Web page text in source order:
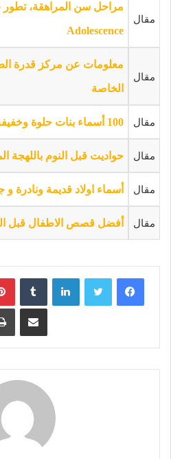
مقال
مراحل سن المراهقة،
Adolescence
مقال
معلومات عن مركز قدرة
الخاصة
مقال 100 أسماء بنات حلوة وخفيفة
مقال حواديت قبل النوم باللهجة
مقال أسماء اولاد قديمة ونادرة و
مقال أفضل قصص الاطفال قبل
فيسبوكتويتر لينكدإن ‏Tumblr
مشاركة عبر البريد